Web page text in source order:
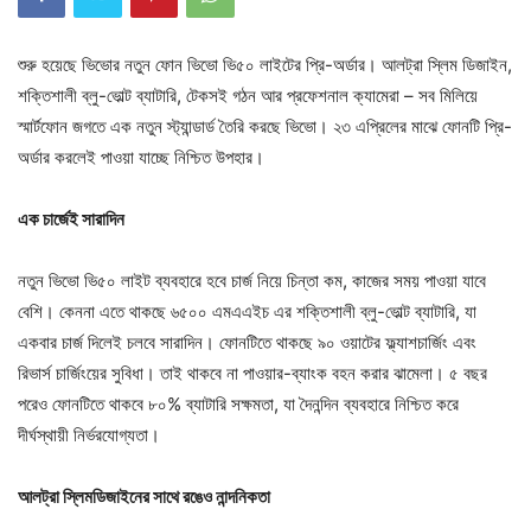
শুরু হয়েছে ভিভোর নতুন ফোন ভিভো ভি৫০ লাইটের প্রি-অর্ডার। আলট্রা স্লিম ডিজাইন,
শক্তিশালী ব্লু-ভোল্ট ব্যাটারি, টেকসই গঠন আর প্রফেশনাল ক্যামেরা – সব মিলিয়ে
স্মার্টফোন জগতে এক নতুন স্ট্যান্ডার্ড তৈরি করছে ভিভো। ২৩ এপ্রিলের মাঝে ফোনটি প্রি-
অর্ডার করলেই পাওয়া যাচ্ছে নিশ্চিত উপহার।
এক চার্জেই সারাদিন
নতুন ভিভো ভি৫০ লাইট ব্যবহারে হবে চার্জ নিয়ে চিন্তা কম, কাজের সময় পাওয়া যাবে
বেশি। কেননা এতে থাকছে ৬৫০০ এমএএইচ এর শক্তিশালী ব্লু-ভোল্ট ব্যাটারি, যা
একবার চার্জ দিলেই চলবে সারাদিন। ফোনটিতে থাকছে ৯০ ওয়াটের ফ্ল্যাশচার্জিং এবং
রিভার্স চার্জিংয়ের সুবিধা। তাই থাকবে না পাওয়ার-ব্যাংক বহন করার ঝামেলা। ৫ বছর
পরেও ফোনটিতে থাকবে ৮০% ব্যাটারি সক্ষমতা, যা দৈনন্দিন ব্যবহারে নিশ্চিত করে
দীর্ঘস্থায়ী নির্ভরযোগ্যতা।
আলট্রা স্লিমডিজাইনের সাথে রঙেও নান্দনিকতা